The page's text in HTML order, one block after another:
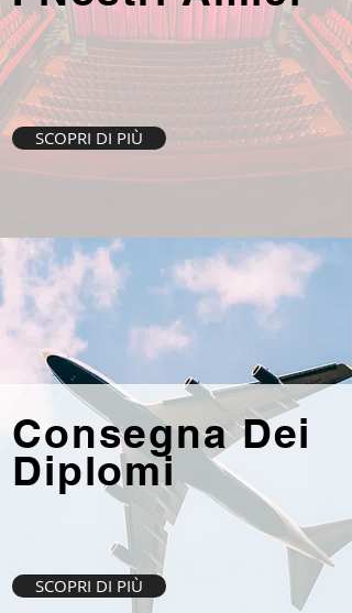
SCOPRI DI PIÙ
Consegna Dei
Diplomi
SCOPRI DI PIÙ